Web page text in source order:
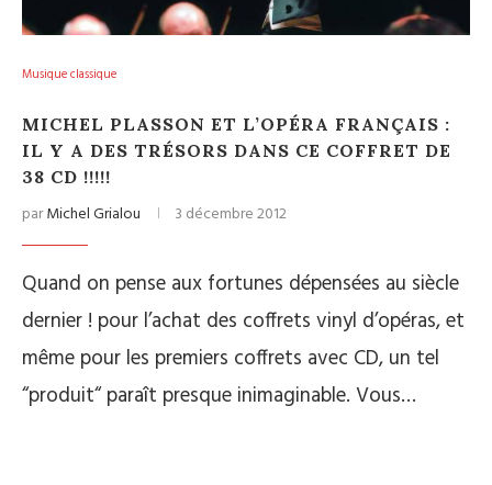
Musique classique
MICHEL PLASSON ET L’OPÉRA FRANÇAIS :
IL Y A DES TRÉSORS DANS CE COFFRET DE
38 CD !!!!!
parMichel Grialou 3 décembre 2012
Quand on pense aux fortunes dépensées au siècle
dernier ! pour l’achat des coffrets vinyl d’opéras, et
même pour les premiers coffrets avec CD, un tel
“produit“ paraît presque inimaginable. Vous…